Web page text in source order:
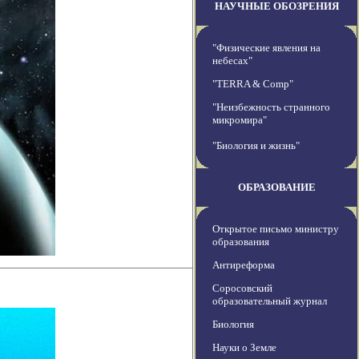
НАУЧНЫЕ ОБОЗРЕНИЯ
"Физические явления на
небесах"
"TERRA & Comp"
"Неизбежность странного
микромира"
"Биология и жизнь"
ОБРАЗОВАНИЕ
Открытое письмо министру
образования
Антиреформа
Соросовский
образовательный журнал
Биология
Науки о Земле